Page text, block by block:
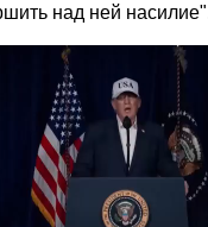
над ней